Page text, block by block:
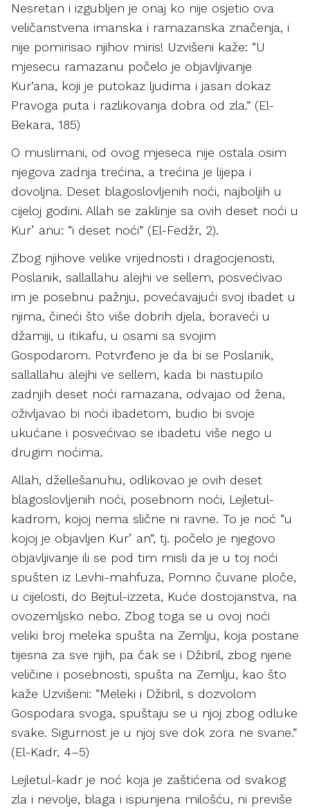
Nesretan i izgubljen je onaj ko nije osjetio ova
veličanstvena imanska i ramazanska značenja, i
nije pomirisao njihov miris! Uzvišeni kaže: “U
mjesecu ramazanu počelo je objavljivanje
Kur’ana, koji je putokaz ljudima i jasan dokaz
Pravoga puta i razlikovanja dobra od zla.” (El-
Bekara, 185)
O muslimani, od ovog mjeseca nije ostala osim
njegova zadnja trećina, a trećina je lijepa i
dovoljna. Deset blagoslovljenih noći, najboljih u
cijeloj godini. Allah se zaklinje sa ovih deset noći u
Kurʼanu: “i deset noći” (El-Fedžr, 2).
Zbog njihove velike vrijednosti i dragocjenosti,
Poslanik, sallallahu alejhi ve sellem, posvećivao
im je posebnu pažnju, povećavajući svoj ibadet u
njima, čineći što više dobrih djela, boraveći u
džamiji, u itikafu, u osami sa svojim
Gospodarom. Potvrđeno je da bi se Poslanik,
sallallahu alejhi ve sellem, kada bi nastupilo
zadnjih deset noći ramazana, odvajao od žena,
oživljavao bi noći ibadetom, budio bi svoje
ukućane i posvećivao se ibadetu više nego u
drugim noćima.
Allah, džellešanuhu, odlikovao je ovih deset
blagoslovljenih noći, posebnom noći, Lejletul-
kadrom, kojoj nema slične ni ravne. To je noć “u
kojoj je objavljen Kurʼan”, tj. počelo je njegovo
objavljivanje ili se pod tim misli da je u toj noći
spušten iz Levhi-mahfuza, Pomno čuvane ploče,
u cijelosti, do Bejtul-izzeta, Kuće dostojanstva, na
ovozemljsko nebo. Zbog toga se u ovoj noći
veliki broj meleka spušta na Zemlju, koja postane
tijesna za sve njih, pa čak se i Džibril, zbog njene
veličine i posebnosti, spušta na Zemlju, kao što
kaže Uzvišeni: “Meleki i Džibril, s dozvolom
Gospodara svoga, spuštaju se u njoj zbog odluke
svake. Sigurnost je u njoj sve dok zora ne svane.”
(El-Kadr, 4–5)
Lejletul-kadr je noć koja je zaštićena od svakog
zla i nevolje, blaga i ispunjena milošću, ni previše